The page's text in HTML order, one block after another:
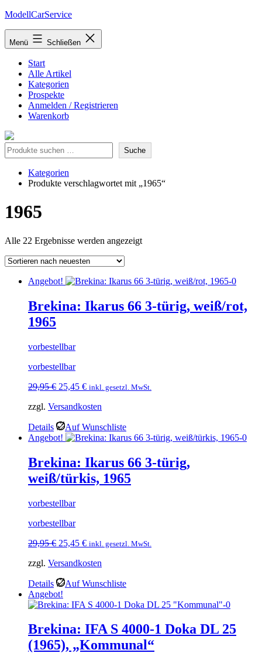
Zum
springen
ModellCarService
Menü Schließen
Start
Alle Artikel
Kategorien
Prospekte
Anmelden / Registrieren
Warenkorb
Suche Suche
Kategorien
Produkte verschlagwortet mit „1965“
1965
Alle 22 Ergebnisse werden angezeigtNach
Angebot!
Brekina: Ikarus 66 3-türig, weiß/rot,
1965
vorbestellbar
vorbestellbar
29,95€ Ursprünglicher
war:
25,45 €Aktueller
ist:
inkl. gesetzl. MwSt.
zzgl. Versandkosten
Details
Auf Wunschliste
Angebot!
Brekina: Ikarus 66 3-türig,
weiß/türkis, 1965
vorbestellbar
vorbestellbar
29,95€ Ursprünglicher
war:
25,45 €Aktueller
ist:
inkl. gesetzl. MwSt.
zzgl. Versandkosten
Details
Auf Wunschliste
Angebot!
Brekina: IFA S 4000-1 Doka DL 25
(1965), „Kommunal“